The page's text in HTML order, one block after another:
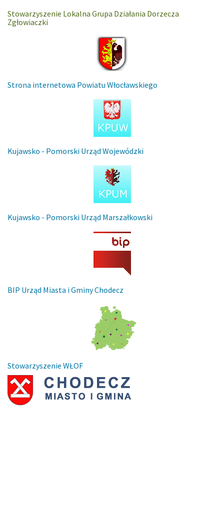
Stowarzyszenie Lokalna Grupa Działania Dorzecza
Zgłowiaczki
Strona internetowa Powiatu Włocławskiego
Kujawsko - Pomorski Urząd Wojewódzki
Kujawsko - Pomorski Urząd Marszałkowski
BIP Urząd Miasta i Gminy Chodecz
Stowarzyszenie WŁOF